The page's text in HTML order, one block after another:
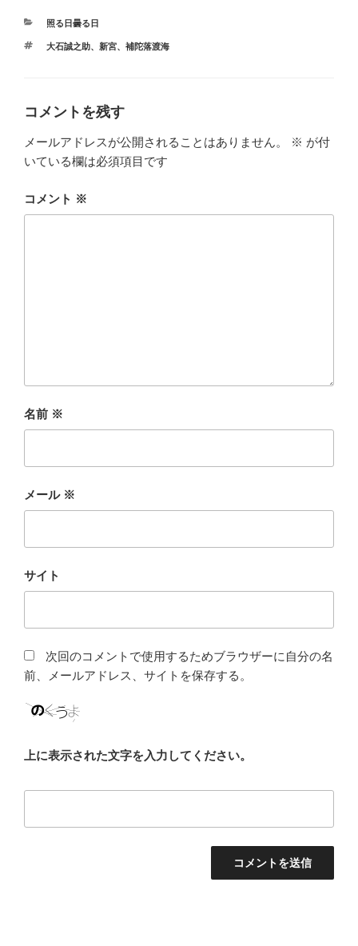
カ
ゴ
照る日曇る日
タ
大石誠之助、 新宮、 補陀落渡海
コメントを残す
メールアドレスが公開されることはありません。 ※ が付
いている欄は必須項目です
コメント ※
名前 ※
メール ※
サイト
次回のコメントで使用するためブラウザーに自分の名
前、メールアドレス、サイトを保存する。
上に表示された文字を入力してください。